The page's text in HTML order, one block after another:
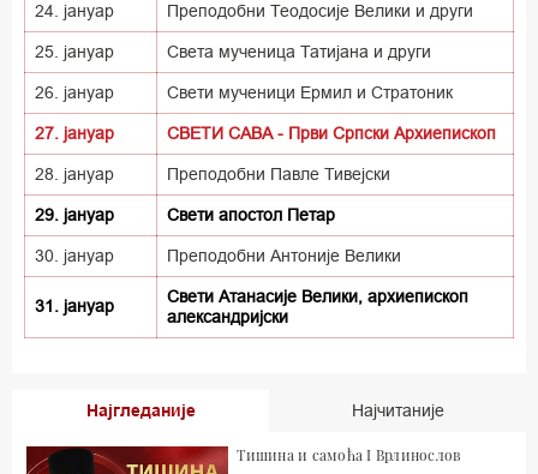
24. јануар Преподобни Теодосије Велики и други
25. јануар Света мученица Татијана и други
26. јануар Свети мученици Ермил и Стратоник
27. јануар СВЕТИ САВА - Први Српски Архиепископ
28. јануар Преподобни Павле Тивејски
29. јануар Свети апостол Петар
30. јануар Преподобни Антоније Велики
31. јануар
Свети Атанасије Велики, архиепископ
александријски
Најгледаније Најчитаније
Тишина и самоћа I Врлинослов